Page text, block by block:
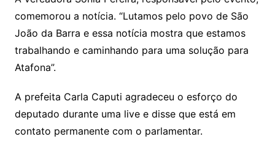
comemorou a notícia. “Lutamos pelo povo de São
João da Barra e essa notícia mostra que estamos
trabalhando e caminhando para uma solução para
Atafona”.
A prefeita Carla Caputi agradeceu o esforço do
deputado durante uma live e disse que está em
contato permanente com o parlamentar.